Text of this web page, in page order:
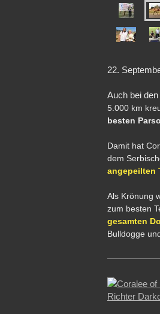
22.
Auch bei
5.000 km
besten
Damit hat
dem
angepeilten
Als Krönung
zum besten
gesamten
Bulldogge